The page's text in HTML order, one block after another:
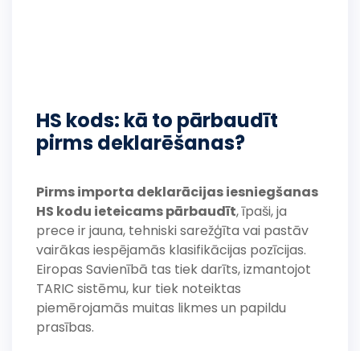
HS kods: kā to pārbaudīt
pirms deklarēšanas?
Pirms importa deklarācijas iesniegšanas
HS kodu ieteicams pārbaudīt, īpaši, ja
prece ir jauna, tehniski sarežģīta vai pastāv
vairākas iespējamās klasifikācijas pozīcijas.
Eiropas Savienībā tas tiek darīts, izmantojot
TARIC sistēmu, kur tiek noteiktas
piemērojamās muitas likmes un papildu
prasības.